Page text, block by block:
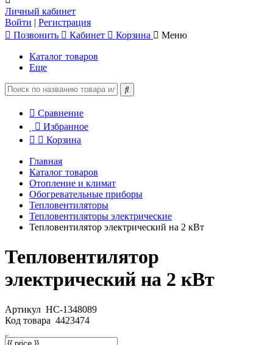
Личный кабинет
Войти | Регистрация
Позвонить
Кабинет Корзина Меню
Каталог товаров
Еще
Сравнение
Избранное
Корзина
Главная
Каталог товаров
Отопление и климат
Обогревательные приборы
Тепловентиляторы
Тепловентиляторы электрические
Тепловентилятор электрический на 2 кВт
Тепловентилятор
электрический на 2 кВт
Артикул НС-1348089
Код товара 4423474